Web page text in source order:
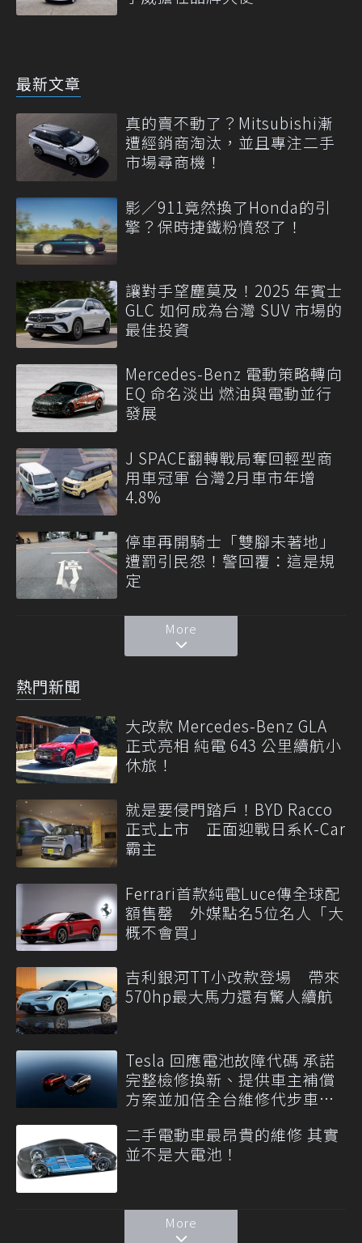
最新文章
真的賣不動了？Mitsubishi漸
遭經銷商淘汰，並且專注二手
市場尋商機！
影／911竟然換了Honda的引
擎？保時捷鐵粉憤怒了！
讓對手望塵莫及！2025 年賓士
GLC 如何成為台灣 SUV 市場的
最佳投資
Mercedes-Benz 電動策略轉向
EQ 命名淡出 燃油與電動並行
發展
J SPACE翻轉戰局奪回輕型商
用車冠軍 台灣2月車市年增
4.8%
停車再開騎士「雙腳未著地」
遭罰引民怨！警回覆：這是規
定
More
熱門新聞
大改款 Mercedes-Benz GLA
正式亮相 純電 643 公里續航小
休旅！
就是要侵門踏戶！BYD Racco
正式上市 正面迎戰日系K-Car
霸主
Ferrari首款純電Luce傳全球配
額售罄 外媒點名5位名人「大
概不會買」
吉利銀河TT小改款登場 帶來
570hp最大馬力還有驚人續航
Tesla 回應電池故障代碼 承諾
完整檢修換新、提供車主補償
方案並加倍全台維修代步車數
二手電動車最昂貴的維修 其實
並不是大電池！
More